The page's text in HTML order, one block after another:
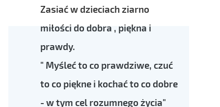
Zasiać w dzieciach ziarno
miłości do dobra , piękna i
prawdy.
" Myśleć to co prawdziwe, czuć
to co piękne i kochać to co dobre
- w tym cel rozumnego życia"